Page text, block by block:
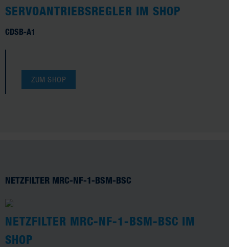
SERVOANTRIEBSREGLER IM SHOP
CDSB-A1
ZUM SHOP
NETZFILTER MRC-NF-1-BSM-BSC
NETZFILTER MRC-NF-1-BSM-BSC IM
SHOP